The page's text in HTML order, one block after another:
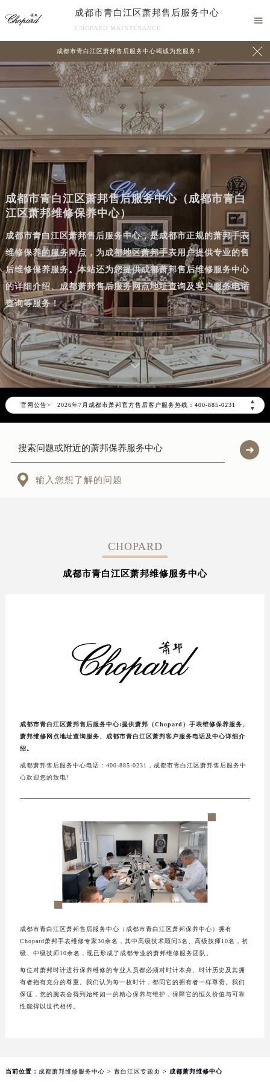
成都市青白江区萧邦售后服务中心
CHOPARD MAINTENANCE

成都市青白江区萧邦售后服务中心竭诚为您服务！ 
成都市青白江区萧邦售后服务中心（成都市青白
江区萧邦维修保养中心）
成都市青白江区萧邦售后服务中心，是成都市正规的萧邦手表
维修保养的服务网点，为成都地区萧邦手表用户提供专业的售
后维修保养服务。本站还为您提供成都萧邦售后维修服务中心
的详细介绍、成都萧邦售后服务网点地址查询及客户服务电话
查询等服务！
官网公告>
▲
▼
2026年7月萧邦成都市售后服务网络优化升级公告
2026年7月成都市萧邦官方售后客户服务热线：400-885-0231
2026年7月萧邦售后服务中心最新网点地址：
成都市锦江区人民东路6号SAC东原中心写字楼24层2406B室（需提前预约）
 输入您想了解的问题
CHOPARD
成都市青白江区萧邦维修服务中心
成都市青白江区萧邦售后服务中心:提供萧邦（Chopard）手表维修保养服务、
萧邦维修网点地址查询服务、成都市青白江区萧邦客户服务电话及中心详细介
绍。
成都萧邦售后服务中心电话：400-885-0231，成都市青白江区萧邦售后服务中
心欢迎您的致电!
成都市青白江区萧邦售后服务中心（成都市青白江区萧邦保养中心）拥有
Chopard萧邦手表维修专家30余名，其中高级技术顾问3名、高级技师10名，初
级、中级技师10余名，现已形成了成都专业的萧邦维修服务团队。
每位对萧邦时计进行保养维修的专业人员都必须对时计本身、时计历史及其拥
有者抱有充分的尊重。我们认为每一枚时计，都同它的拥有者一样尊贵。我们
保证，您的腕表会得到始终如一的精心保养与维护，保障它的恒久价值与可靠
性能得以世代相传。
当前位置： 成都萧邦维修服务中心 > 青白江区专题页 > 成都萧邦维修中心